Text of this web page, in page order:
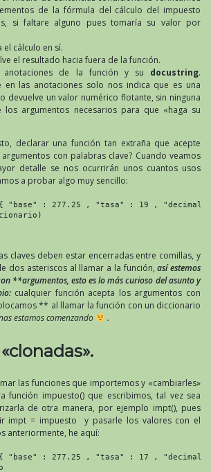
de la fórmula del cálculo del impuesto
si faltare alguno pues tomaría su valor por
el cálculo en sí.
el resultado hacia fuera de la función.
anotaciones de la función y su docustring.
en las anotaciones solo nos indica que es una
devuelve un valor numérico flotante, sin ninguna
los argumentos necesarios para que «haga su
declarar una función tan extraña que acepte
con palabras clave? Cuando veamos
detalle se nos ocurrirán unos cuantos usos
a probar algo muy sencillo:
{ "base" : 277.25 , "tasa" : 19 ,
claves deben estar encerradas entre comillas, y
dos asteriscos al llamar a la función,así estemos
**argumentos, esto es lo más curioso del asunto y
cualquier función acepta los argumentos con
** al llamar la función con un diccionario
estamos comenzando
.
las funciones que importemos y «cambiarles»
función impuesto() que escribimos, tal vez sea
de otra manera, por ejemplo impt(), pues
impt = impuesto y pasarle los valores con el
anteriormente, he aquí:
{ "base" : 277.25 , "tasa" : 17 ,